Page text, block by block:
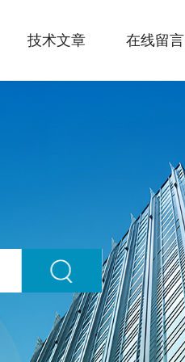
技术文章 在线留言